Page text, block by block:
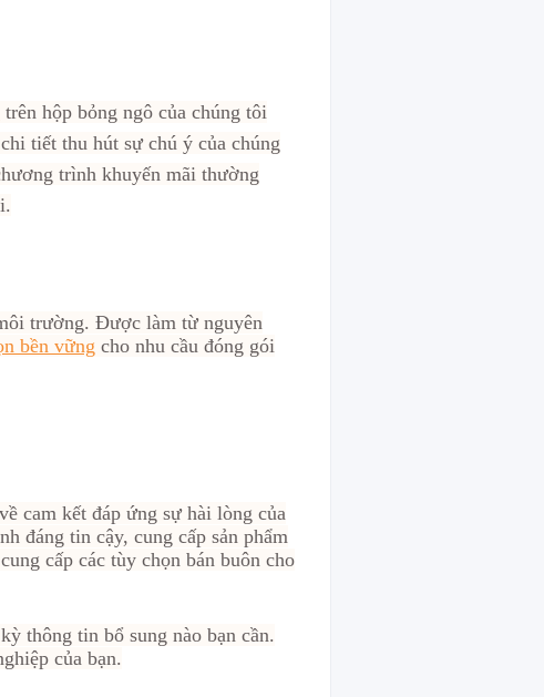
trên hộp bỏng ngô của chúng tôi
tiết thu hút sự chú ý của chúng
trình khuyến mãi thường
trường. Được làm từ nguyên
bền vững cho nhu cầu đóng gói
cam kết đáp ứng sự hài lòng của
đáng tin cậy, cung cấp sản phẩm
cấp các tùy chọn bán buôn cho
thông tin bổ sung nào bạn cần.
của bạn.